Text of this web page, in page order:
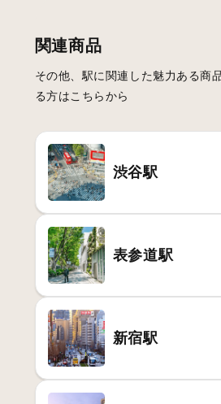
関連商品
その他、駅に関連した魅力ある商
る方はこちらから
渋谷駅
表参道駅
新宿駅